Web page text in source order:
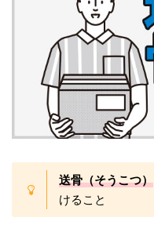
送骨（そうこつ）
けること